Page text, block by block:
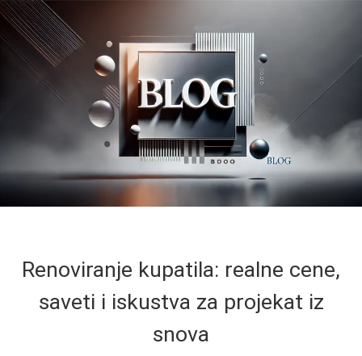
Renoviranje kupatila: realne cene,
saveti i iskustva za projekat iz
snova